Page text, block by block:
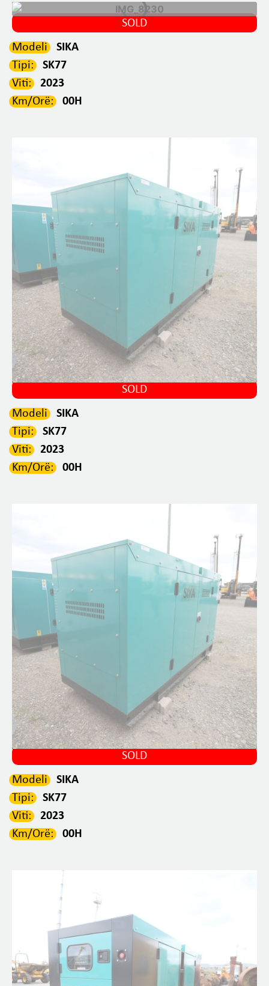
SOLD
Modeli
SIKA
Tipi:
SK77
Viti:
2023
Km/Orë:
00H
SOLD
Modeli
SIKA
Tipi:
SK77
Viti:
2023
Km/Orë:
00H
SOLD
Modeli
SIKA
Tipi:
SK77
Viti:
2023
Km/Orë:
00H